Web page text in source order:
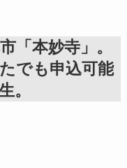
「本妙寺」。
でも申込可能
。